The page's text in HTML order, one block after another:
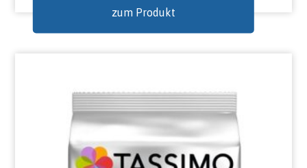
zum Produkt